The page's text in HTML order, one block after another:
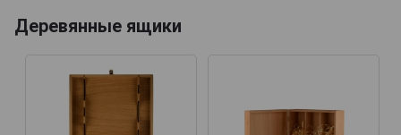
Деревянные ящики